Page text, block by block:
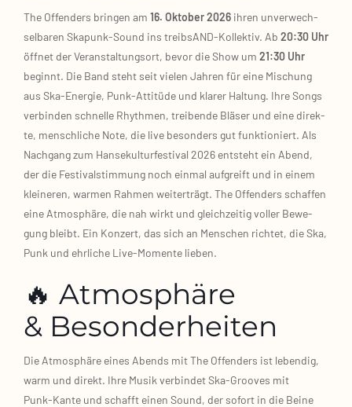
The Offen­ders brin­gen am 16. Okto­ber 2026 ihren unver­wech­
sel­ba­ren Skapunk‑Sound ins treibsAND‑Kollektiv. Ab 20:30 Uhr
öff­net der Ver­an­stal­tungs­ort, bevor die Show um 21:30 Uhr
beginnt. Die Band steht seit vie­len Jah­ren für eine Mischung
aus Ska‑Energie, Punk‑Attitüde und kla­rer Hal­tung. Ihre Songs
ver­bin­den schnel­le Rhyth­men, trei­ben­de Blä­ser und eine direk­
te, mensch­li­che Note, die live beson­ders gut funk­tio­niert. Als
Nach­gang zum Han­se­kul­tur­fes­ti­val 2026 ent­steht ein Abend,
der die Fes­ti­val­stim­mung noch ein­mal auf­greift und in einem
klei­ne­ren, war­men Rah­men wei­ter­trägt. The Offen­ders schaf­fen
eine Atmo­sphä­re, die nah wirkt und gleich­zei­tig vol­ler Bewe­
gung bleibt. Ein Kon­zert, das sich an Men­schen rich­tet, die Ska,
Punk und ehr­li­che Live‑Momente lie­ben.
🔥 Atmosphäre
& Besonderheiten
Die Atmo­sphä­re eines Abends mit The Offen­ders ist leben­dig,
warm und direkt. Ihre Musik ver­bin­det Ska‑Grooves mit
Punk‑Kante und schafft einen Sound, der sofort in die Bei­ne